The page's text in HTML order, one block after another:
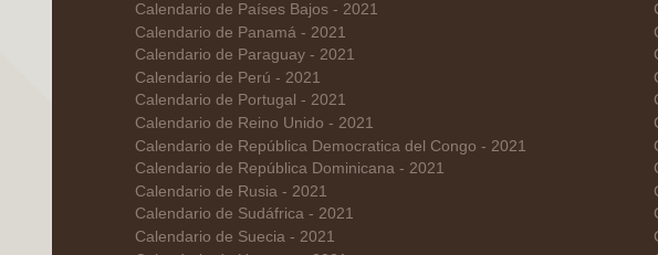
Calendario de Países Bajos - 2021
Calendario de Panamá - 2021
Calendario de Paraguay - 2021
Calendario de Perú - 2021
Calendario de Portugal - 2021
Calendario de Reino Unido - 2021
Calendario de República Democratica del Congo - 2021
Calendario de República Dominicana - 2021
Calendario de Rusia - 2021
Calendario de Sudáfrica - 2021
Calendario de Suecia - 2021